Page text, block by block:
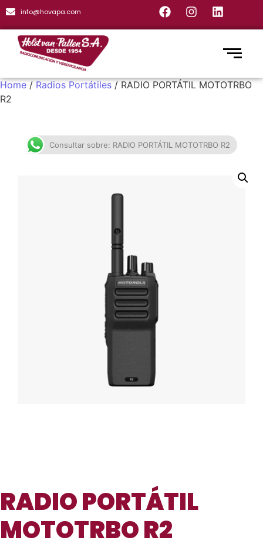
info@hovapa.com
Home/Radios Portátiles/ RADIO PORTÁTIL MOTOTRBO
R2
Consultar sobre: RADIO PORTÁTIL MOTOTRBO R2
RADIO PORTÁTIL
MOTOTRBO R2